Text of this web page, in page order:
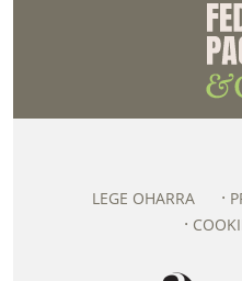
LEGE OHARRA